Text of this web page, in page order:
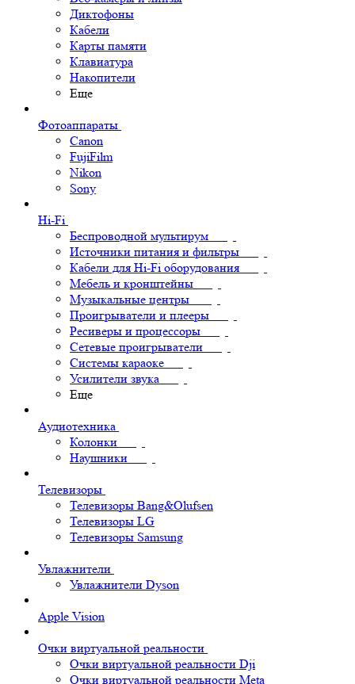
Диктофоны
Кабели
Карты памяти
Клавиатура
Накопители
Еще
Фотоаппараты
Canon
FujiFilm
Nikon
Sony
Hi-Fi
Беспроводной мультирум
Источники питания и фильтры
Кабели для Hi-Fi оборудования
Мебель и кронштейны
Музыкальные центры
Проигрыватели и плееры
Ресиверы и процессоры
Сетевые проигрыватели
Системы караоке
Усилители звука
Еще
Аудиотехника
Колонки
Наушники
Телевизоры
Телевизоры Bang&Olufsen
Телевизоры LG
Телевизоры Samsung
Увлажнители
Увлажнители Dyson
Apple Vision
Очки виртуальной реальности
Очки виртуальной реальности Dji
Очки виртуальной реальности Meta